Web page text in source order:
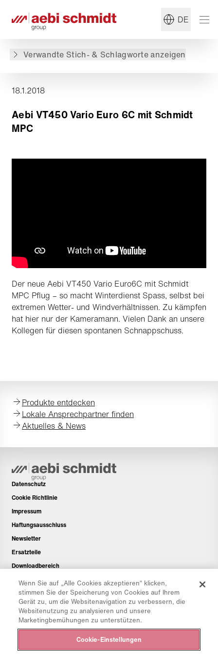
DE
Verwandte Stich- & Schlagworte anzeigen
#Schneepflug
18.1.2018
Aebi VT450 Vario Euro 6C mit Schmidt
MPC
Der neue Aebi VT450 Vario Euro6C mit Schmidt
MPC Pflug – so macht Winterdienst Spass, selbst bei
extremen Wetter- und Windverhältnissen. Zu kämpfen
hat hier nur der Kameramann. Vielen Dank an unsere
Kollegen für diesen spontanen Schnappschuss.
Produkte entdecken
Lokale Ansprechpartner finden
Aktuelles & News
Datenschutz
Cookie Richtlinie
Impressum
Haftungsausschluss
Newsletter
Ersatzteile
Downloadbereich
CO₂-Rechner
TCO-Rechner
Händler & Standorte
Produktgruppenübersicht
CollabHub Login
Wenn Sie auf „Alle Cookies akzeptieren“ klicken,
stimmen Sie der Speicherung von Cookies auf Ihrem
Gerät zu, um die Websitenavigation zu verbessern, die
Websitenutzung zu analysieren und unsere
Marketingbemühungen zu unterstützen.
Cookie-Einstellungen